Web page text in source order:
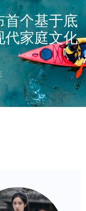
个基于底
家庭文化